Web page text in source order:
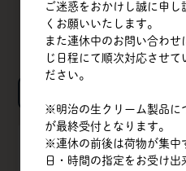
TOP
ご迷惑をおかけし誠に申し
くお願いいたします。
また連休中のお問い合わせ
じ日程にて順次対応させて
ださい。
※明治の生クリーム製品に
が最終受付となります。
※連休の前後は荷物が集中
日・時間の指定をお受け出